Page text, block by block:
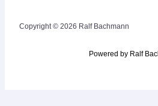
Copyright © 2026 Ralf Bachmann
Powered by Ralf